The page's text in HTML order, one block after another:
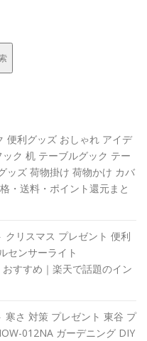
便利グッズ おしゃれ アイデ
ク 机 テーブルグック テー
ッズ 荷物掛け 荷物かけ カバ
・送料・ポイント還元まと
クリスマス プレゼント 便利
センサーライト
すすめ｜楽天で話題のイン
寒さ 対策 プレゼント 東谷 プ
012NA ガーデニング DIY